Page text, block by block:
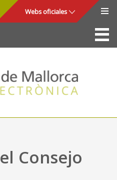
Webs oficiales
La Sede
Consejo de Mallorca
Acceso y seguridad
Utilidades
Mapa web
Consejo